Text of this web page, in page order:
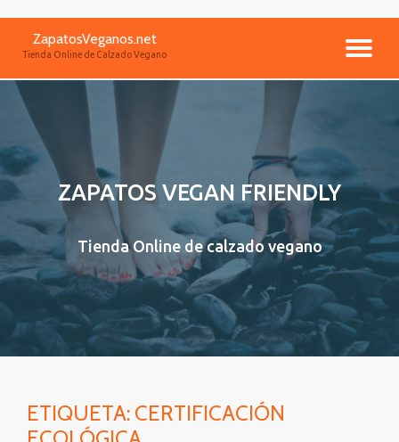
contenido
ZapatosVeganos.net
Tienda Online de Calzado Vegano
ZAPATOS VEGAN FRIENDLY
Tienda Online de calzado vegano
ETIQUETA: CERTIFICACIÓN